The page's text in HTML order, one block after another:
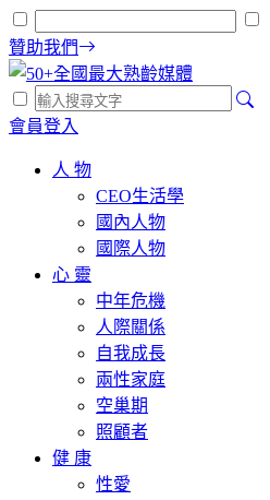
贊助我們
會員登入
人 物
CEO生活學
國內人物
國際人物
心 靈
中年危機
人際關係
自我成長
兩性家庭
空巢期
照顧者
健 康
性愛